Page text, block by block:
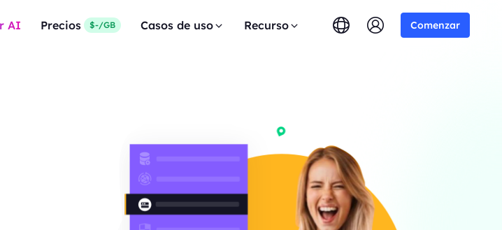
AI Precios $-/GB Casos de uso Recurso Comenzar